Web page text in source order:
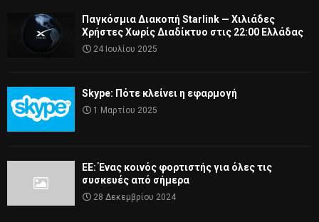
Παγκόσμια Διακοπή Starlink — Χιλιάδες
Χρήστες Χωρίς Διαδίκτυο στις 22:00 Ελλάδας
24 Ιουλίου 2025
Skype: Πότε κλείνει η εφαρμογή
1 Μαρτίου 2025
ΕΕ: Ένας κοινός φορτιστής για όλες τις
συσκευές από σήμερα
28 Δεκεμβρίου 2024